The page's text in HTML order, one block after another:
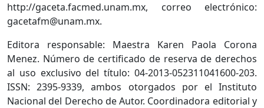
http://gaceta.facmed.unam.mx, correo electrónico:
gacetafm@unam.mx.
Editora responsable: Maestra Karen Paola Corona
Menez. Número de certificado de reserva de derechos
al uso exclusivo del título: 04-2013-052311041600-203.
ISSN: 2395-9339, ambos otorgados por el Instituto
Nacional del Derecho de Autor. Coordinadora editorial y